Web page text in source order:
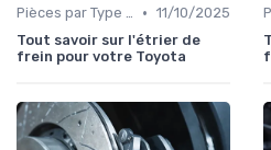
Pièces par Type (Freins, Moteur, etc.) • 11/10/2025
Tout savoir sur l'étrier de
frein pour votre Toyota